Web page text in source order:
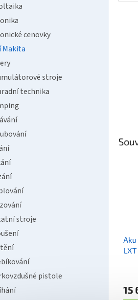
cenovky
Makita
stroje
technika
stroje
pistole
15